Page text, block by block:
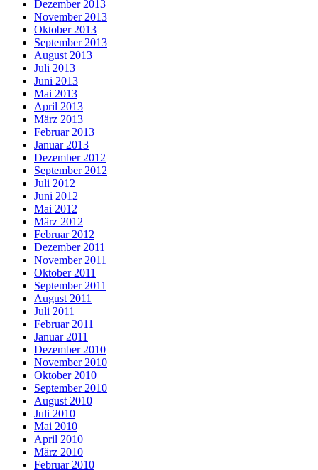
Dezember 2013
November 2013
Oktober 2013
September 2013
August 2013
Juli 2013
Juni 2013
Mai 2013
April 2013
März 2013
Februar 2013
Januar 2013
Dezember 2012
September 2012
Juli 2012
Juni 2012
Mai 2012
März 2012
Februar 2012
Dezember 2011
November 2011
Oktober 2011
September 2011
August 2011
Juli 2011
Februar 2011
Januar 2011
Dezember 2010
November 2010
Oktober 2010
September 2010
August 2010
Juli 2010
Mai 2010
April 2010
März 2010
Februar 2010